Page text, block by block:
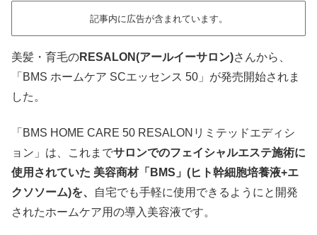
記事内に広告が含まれています。
美髪・育毛のRESALON(アールイーサロン)さんから、
「BMS ホームケア SCエッセンス 50」が発売開始されま
した。
「BMS HOME CARE 50 RESALONリミテッドエディシ
ョン」は、これまでサロンでのフェイシャルエステ施術に
使用されていた 美容商材「BMS」(ヒト幹細胞培養液+エ
クソソーム)を、
自宅でも手軽に使用できるようにと開発
されたホームケア用の導入美容液です。